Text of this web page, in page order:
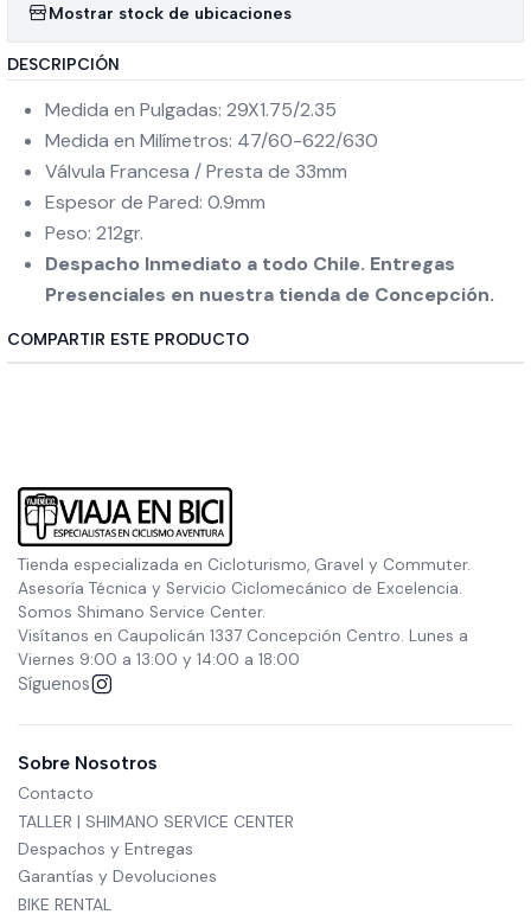
Mostrar stock de ubicaciones
DESCRIPCIÓN
Medida en Pulgadas: 29X1.75/2.35
Medida en Milímetros: 47/60-622/630
Válvula Francesa / Presta de 33mm
Espesor de Pared: 0.9mm
Peso: 212gr.
Despacho Inmediato a todo Chile. Entregas
Presenciales en nuestra tienda de Concepción.
COMPARTIR ESTE PRODUCTO
Tienda especializada en Cicloturismo, Gravel y Commuter.
Asesoría Técnica y Servicio Ciclomecánico de Excelencia.
Somos Shimano Service Center.
Visítanos en Caupolicán 1337 Concepción Centro. Lunes a
Viernes 9:00 a 13:00 y 14:00 a 18:00
Síguenos
Sobre Nosotros
Contacto
TALLER | SHIMANO SERVICE CENTER
Despachos y Entregas
Garantías y Devoluciones
BIKE RENTAL